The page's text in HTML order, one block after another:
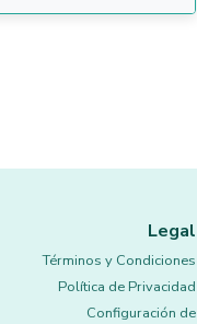
Legal
Términos y Condiciones
Política de Privacidad
Configuración de